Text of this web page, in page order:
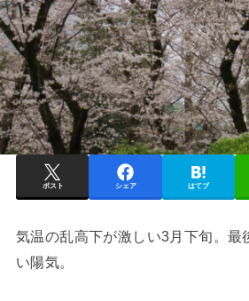
ポスト シェア はてブ
気温の乱高下が激しい3月下旬。最
い陽気。